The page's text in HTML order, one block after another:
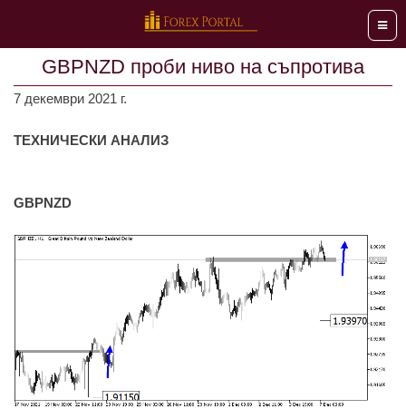
Меню
GBPNZD проби ниво на съпротива
7 декември 2021 г.
ТЕХНИЧЕСКИ АНАЛИЗ
GBPNZD